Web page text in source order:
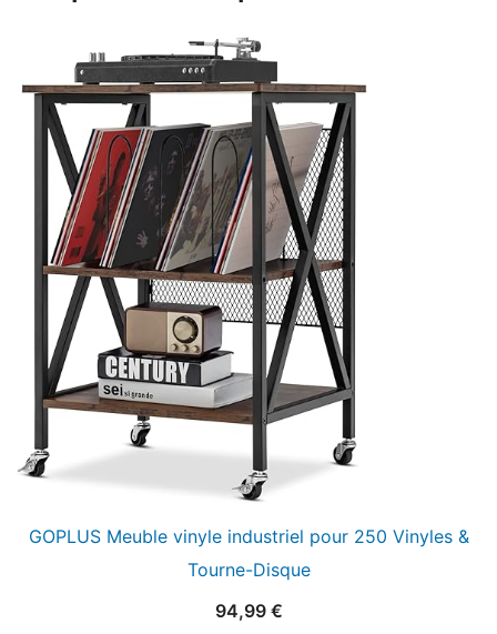
GOPLUS Meuble vinyle industriel pour 250 Vinyles &
Tourne-Disque
94,99 €